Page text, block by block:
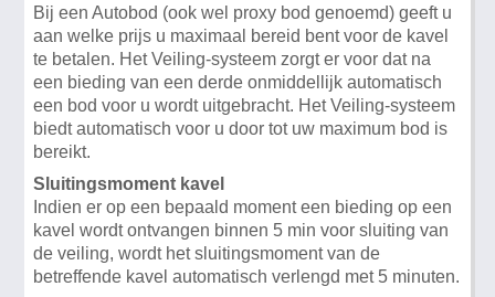
Bij een Autobod (ook wel proxy bod genoemd) geeft u
aan welke prijs u maximaal bereid bent voor de kavel
te betalen. Het Veiling-systeem zorgt er voor dat na
een bieding van een derde onmiddellijk automatisch
een bod voor u wordt uitgebracht. Het Veiling-systeem
biedt automatisch voor u door tot uw maximum bod is
bereikt.
Sluitingsmoment kavel
Indien er op een bepaald moment een bieding op een
kavel wordt ontvangen binnen 5 min voor sluiting van
de veiling, wordt het sluitingsmoment van de
betreffende kavel automatisch verlengd met 5 minuten.